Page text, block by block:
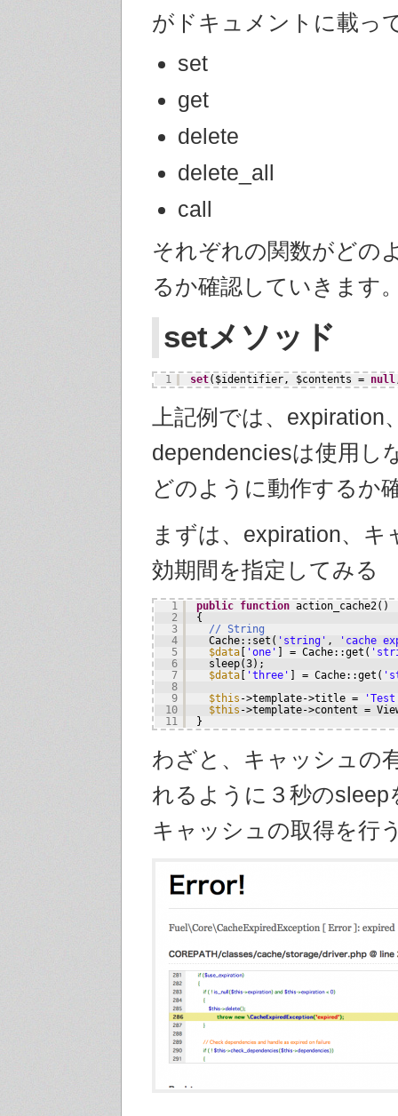
がドキュメントに載っ
set
get
delete
delete_all
call
それぞれの関数がどの
るか確認していきます
setメソッド
1 set($identifier, $contents = null
上記例では、expiration
dependenciesは使用し
どのように動作するか
まずは、expiration、キ
効期間を指定してみる
1
2
3
4
5
6
7
8
9
10
11
public function action_cache2()
{
// String
Cache::set( 'string' ,
'cache
$data[ 'one' ] = Cache::get(
sleep(3);
$data[ 'three' ] = Cache::get(
$this ->template->title =
'Test
$this ->template->content =
}
わざと、キャッシュの
れるように３秒のsleep
キャッシュの取得を行